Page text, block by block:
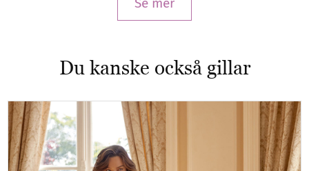
Se mer
Du kanske också gillar